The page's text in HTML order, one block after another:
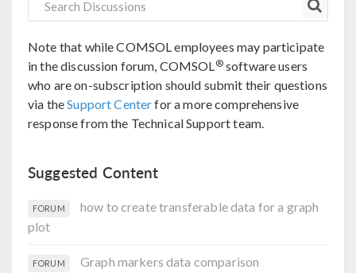
Note that while COMSOL employees may participate
in the discussion forum, COMSOL®software users
who are on-subscription should submit their questions
via theSupport Centerfor a more comprehensive
response from the Technical Support team.
Suggested Content
FORUM
how to create transferable data for a graph
plot
FORUM Graph markers data comparison